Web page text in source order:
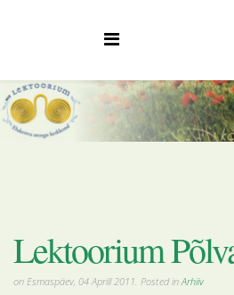
Lektoorium
on Esmaspäev, 04 Aprill 2011. Posted inArhiiv